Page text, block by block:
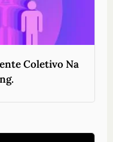
Coletivo Na